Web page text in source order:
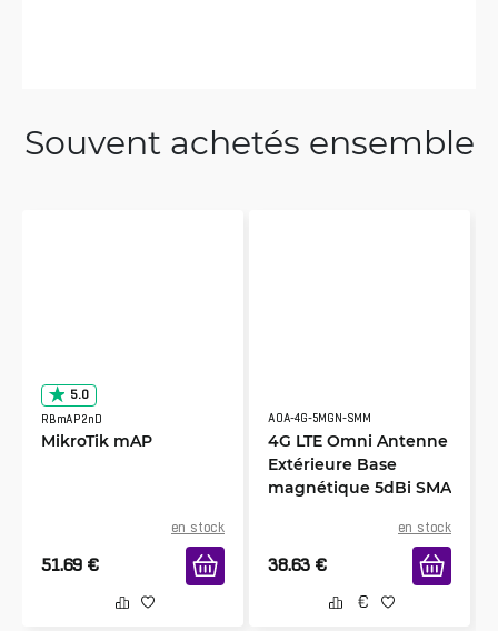
Souvent achetés ensemble
5.0
RBmAP2nD
MikroTik mAP
en stock
51.69 €
AOA-4G-5MGN-SMM
4G LTE Omni Antenne
Extérieure Base
magnétique 5dBi SMA
en stock
38.63 €